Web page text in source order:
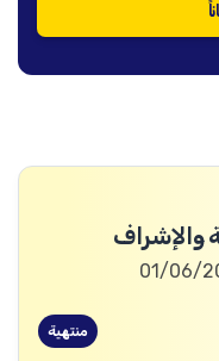
والإشراف
منتهية